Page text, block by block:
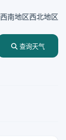
西南地区西北地区
查询天气